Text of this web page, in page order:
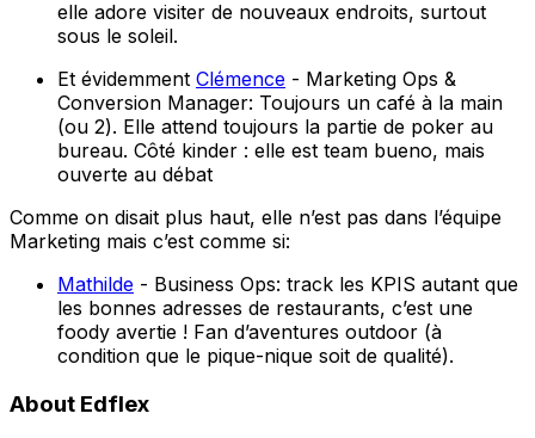
elle adore visiter de nouveaux endroits, surtout
sous le soleil.
Et évidemment Clémence - Marketing Ops &
Conversion Manager: Toujours un café à la main
(ou 2). Elle attend toujours la partie de poker au
bureau. Côté kinder : elle est team bueno, mais
ouverte au débat
Comme on disait plus haut, elle n’est pas dans l’équipe
Marketing mais c’est comme si:
Mathilde - Business Ops: track les KPIS autant que
les bonnes adresses de restaurants, c’est une
foody avertie ! Fan d’aventures outdoor (à
condition que le pique-nique soit de qualité).
About Edflex